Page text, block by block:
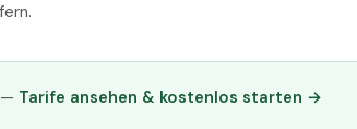
— Tarife ansehen & kostenlos starten →